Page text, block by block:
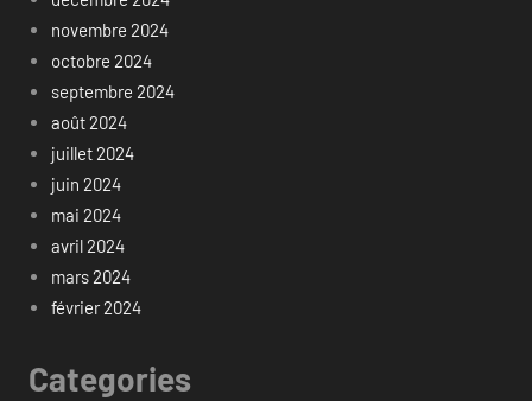
novembre 2024
octobre 2024
septembre 2024
août 2024
juillet 2024
juin 2024
mai 2024
avril 2024
mars 2024
février 2024
Categories